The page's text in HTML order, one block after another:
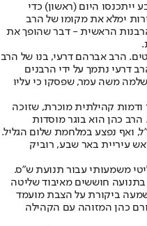
ייתכנסו היום (ראשון) כדי
ימלא את מקומו של הרב
הראשית - דבר שהופך את
הרב אברהם דרעי, בנו של הרב
דרעי נתמך על ידי הרבנים
משה עמר, שפסקו כי עליו
ודמות קהילתית מוכרת, שזוכה
הרב כהן הוא בוגר מוסדות
ואף נפצע במלחמת שלום הגליל.
עיריית באר שבע, רוביק
משמעותי עבור תנועת ש"ס.
חוששים מאיבוד שליטה
ביקורת על הצבת מועמד
כהן המזוהה עם הקהילה